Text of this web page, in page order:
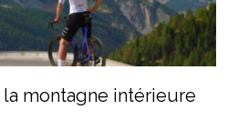
la montagne intérieure